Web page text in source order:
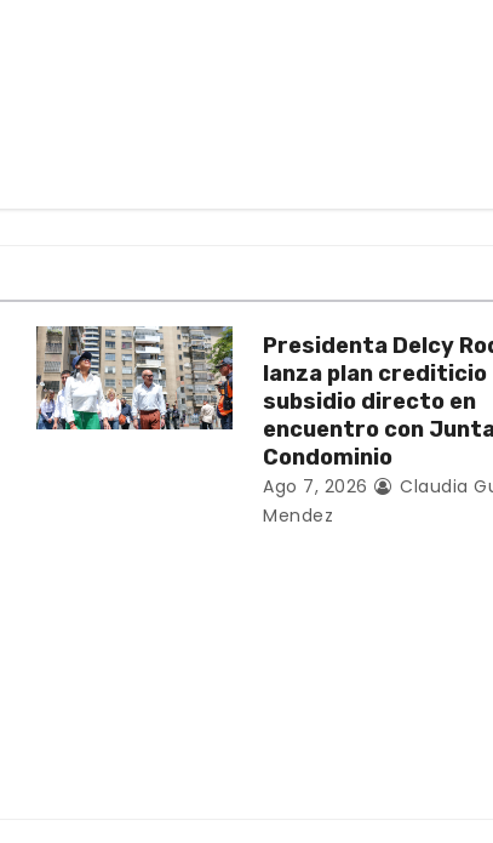
Presidenta Delcy
lanza plan crediticio
subsidio directo en
encuentro con
Condominio
Ago 7, 2026
Claudia
Mendez